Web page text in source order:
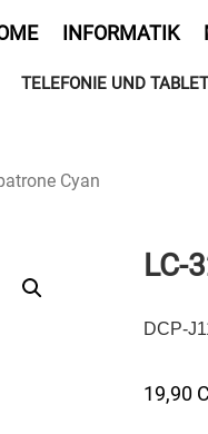
INFORMATIK
TELEFONIE UND
Cyan
LC-
DCP-
19,90